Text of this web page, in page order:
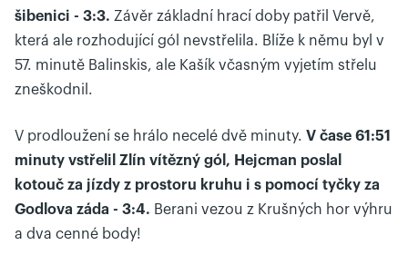
šibenici - 3:3. Závěr základní hrací doby patřil Vervě,
která ale rozhodující gól nevstřelila. Blíže k němu byl v
57. minutě Balinskis, ale Kašík včasným vyjetím střelu
zneškodnil.
V prodloužení se hrálo necelé dvě minuty. V čase 61:51
minuty vstřelil Zlín vítězný gól, Hejcman poslal
kotouč za jízdy z prostoru kruhu i s pomocí tyčky za
Godlova záda - 3:4. Berani vezou z Krušných hor výhru
a dva cenné body!